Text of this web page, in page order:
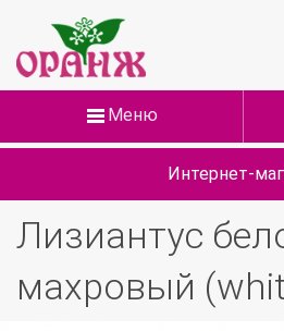
Меню
Интернет-
Лизиантус
махровый